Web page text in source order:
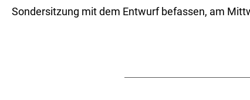
Sondersitzung mit dem Entwurf befassen, am